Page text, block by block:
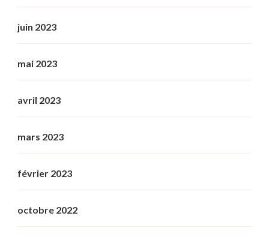
juin 2023
mai 2023
avril 2023
mars 2023
février 2023
octobre 2022